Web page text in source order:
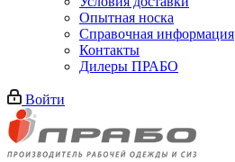
Опытная носка
Справочная информация
Контакты
Дилеры ПРАБО
Войти